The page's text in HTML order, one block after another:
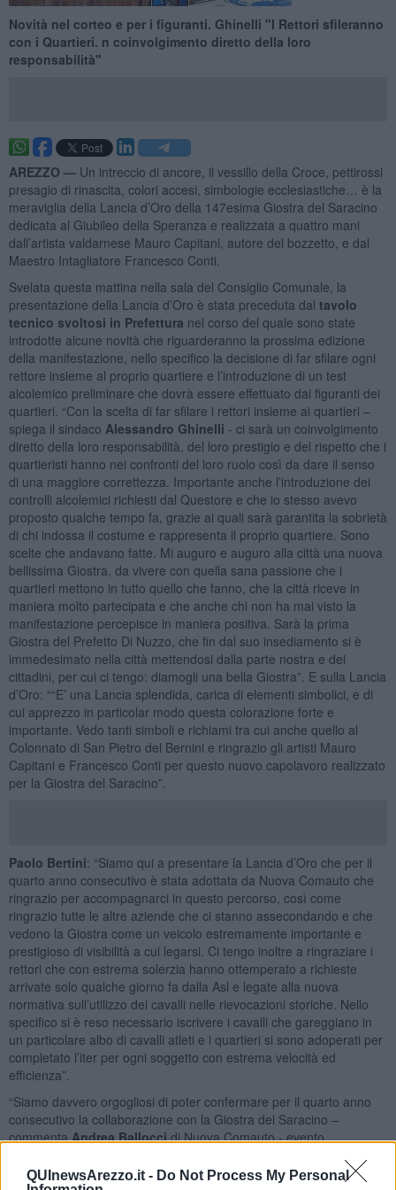
QUInewsArezzo.it - Do Not Process My Personal
Novità nel corteo e per i figuranti. Ghinelli "I Rettori sfileranno
con i Quartieri. n coinvolgimento diretto della loro
responsabilità"
AREZZO — Un intreccio di ancore, il vessillo della Croce, pettirossi
presagio di rinascita, colori accesi, simbologie ecclesiastiche… è la
meraviglia della Lancia d’Oro della 147esima Giostra del Saracino
dedicata al Giubileo della Speranza e realizzata a quattro mani
dall’artista valdarnese Mauro Capitani, autore del bozzetto, e dal
Maestro Intagliatore Francesco Conti.
Svelata questa mattina nella sala del Consiglio Comunale, la
presentazione della Lancia d’Oro è stata preceduta dal tavolo
tecnico svoltosi in Prefettura nel corso del quale sono state
introdotte alcune novità che riguarderanno la prossima edizione
della manifestazione, nello specifico la decisione di far sfilare ogni
rettore insieme al proprio quartiere e l’introduzione di un test
alcolemico preliminare che dovrà essere effettuato dai figuranti dei
quartieri. “Con la scelta di far sfilare i rettori insieme ai quartieri –
spiega il sindaco Alessandro Ghinelli - ci sarà un coinvolgimento
diretto della loro responsabilità, del loro prestigio e del rispetto che i
quartieristi hanno nei confronti del loro ruolo così da dare il senso
di una maggiore correttezza. Importante anche l’introduzione dei
controlli alcolemici richiesti dal Questore e che io stesso avevo
proposto qualche tempo fa, grazie ai quali sarà garantita la sobrietà
di chi indossa il costume e rappresenta il proprio quartiere. Sono
scelte che andavano fatte. Mi auguro e auguro alla città una nuova
bellissima Giostra, da vivere con quella sana passione che i
quartieri mettono in tutto quello che fanno, che la città riceve in
maniera molto partecipata e che anche chi non ha mai visto la
manifestazione percepisce in maniera positiva. Sarà la prima
Giostra del Prefetto Di Nuzzo, che fin dal suo insediamento si è
immedesimato nella città mettendosi dalla parte nostra e dei
cittadini, per cui ci tengo: diamogli una bella Giostra”. E sulla Lancia
d’Oro: ““E’ una Lancia splendida, carica di elementi simbolici, e di
cui apprezzo in particolar modo questa colorazione forte e
importante. Vedo tanti simboli e richiami tra cui anche quello al
Colonnato di San Pietro del Bernini e ringrazio gli artisti Mauro
Capitani e Francesco Conti per questo nuovo capolavoro realizzato
per la Giostra del Saracino”.
Paolo Bertini: “Siamo qui a presentare la Lancia d’Oro che per il
quarto anno consecutivo è stata adottata da Nuova Comauto che
ringrazio per accompagnarci in questo percorso, così come
ringrazio tutte le altre aziende che ci stanno assecondando e che
vedono la Giostra come un veicolo estremamente importante e
prestigioso di visibilità a cui legarsi. Ci tengo inoltre a ringraziare i
rettori che con estrema solerzia hanno ottemperato a richieste
arrivate solo qualche giorno fa dalla Asl e legate alla nuova
normativa sull’utilizzo dei cavalli nelle rievocazioni storiche. Nello
specifico si è reso necessario iscrivere i cavalli che gareggiano in
un particolare albo di cavalli atleti e i quartieri si sono adoperati per
completato l’iter per ogni soggetto con estrema velocità ed
efficienza”.
“Siamo davvero orgogliosi di poter confermare per il quarto anno
consecutivo la collaborazione con la Giostra del Saracino –
commentaAndrea Balloccidi Nuova Comauto - evento
ma per tutta la regione. Vedere i vessilli dei quattro quartieri